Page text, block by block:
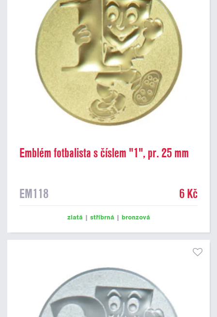
Emblém fotbalista s číslem "1", pr. 25 mm
EM118 6 Kč
zlatá | stříbrná | bronzová